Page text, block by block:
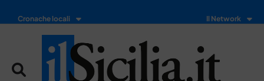
Cronache locali Il Network